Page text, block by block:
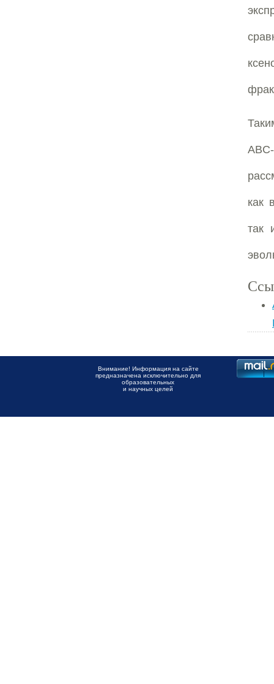
как
так
Внимание! Информация на сайте
предназначена исключительно для
образовательных
и научных целей